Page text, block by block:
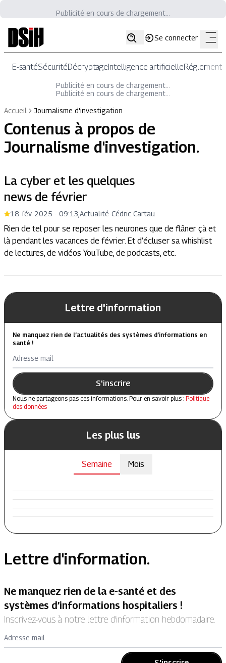
Publicité en cours de chargement...
Se connecter
E-santéSécuritéDécryptageIntelligence artificielle
Publicité en cours de chargement...
Publicité en cours de chargement...
Accueil
Journalisme d'investigation
Contenus à propos de
Journalisme d'investigation.
La cyber et les quelques
news de février
18 fév. 2025 - 09:13 Actualité-Cédric Cartau
Rien de tel pour se reposer les neurones que de flâner çà et
là pendant les vacances de février. Et d’écluser sa whishlist
de lectures, de vidéos YouTube, de podcasts, etc.
Lettre d'information
Ne manquez rien de l’actualités des systèmes d’informations en
santé !
Adresse mail
S'inscrire
Nous ne partageons pas ces informations. Pour en savoir plus : Politique
des données
Les plus lus
Semaine Mois
Lettre d'information.
Ne manquez rien de la e-santé et des
systèmes d’informations hospitaliers !
Inscrivez-vous à notre lettre d’information hebdomadaire.
Adresse mail